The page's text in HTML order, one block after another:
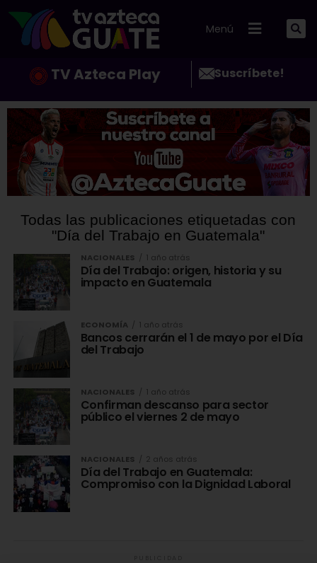
Menú
TV Azteca Play Suscríbete!
Todas las publicaciones etiquetadas con
"Día del Trabajo en Guatemala"
NACIONALES 1 año atrás
Día del Trabajo: origen, historia y su
impacto en Guatemala
ECONOMÍA 1 año atrás
Bancos cerrarán el 1 de mayo por el Día
del Trabajo
NACIONALES 1 año atrás
Confirman descanso para sector
público el viernes 2 de mayo
NACIONALES 2 años atrás
Día del Trabajo en Guatemala:
Compromiso con la Dignidad Laboral